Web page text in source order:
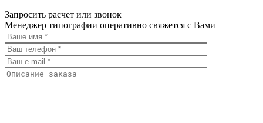
Запросить расчет или звонок
Менеджер типографии оперативно свяжется с Вами